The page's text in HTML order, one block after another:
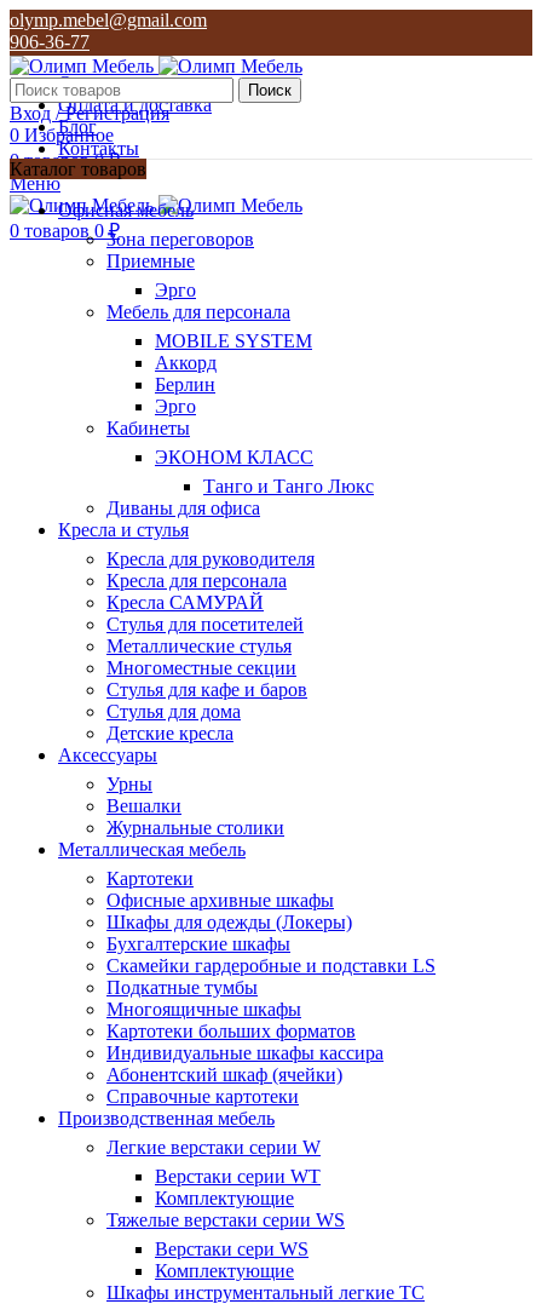
olymp.mebel@gmail.com
906-36-77
О нас
Оплата и доставка
Блог
Контакты
906-36-77
Поиск
Вход / Регистрация
0 Избранное
0товаров 0₽
Меню
0 товаров 0₽
Каталог товаров
Офисная мебель
Зона переговоров
Приемные
Эрго
Мебель для персонала
MOBILE SYSTEM
Аккорд
Берлин
Эрго
Кабинеты
ЭКОНОМ КЛАСС
Танго и Танго Люкс
Диваны для офиса
Кресла и стулья
Кресла для руководителя
Кресла для персонала
Кресла САМУРАЙ
Стулья для посетителей
Металлические стулья
Многоместные секции
Стулья для кафе и баров
Стулья для дома
Детские кресла
Аксессуары
Урны
Вешалки
Журнальные столики
Металлическая мебель
Картотеки
Офисные архивные шкафы
Шкафы для одежды (Локеры)
Бухгалтерские шкафы
Скамейки гардеробные и подставки LS
Подкатные тумбы
Многоящичные шкафы
Картотеки больших форматов
Индивидуальные шкафы кассира
Абонентский шкаф (ячейки)
Справочные картотеки
Производственная мебель
Легкие верстаки серии W
Верстаки серии WT
Комплектующие
Тяжелые верстаки серии WS
Верстаки сери WS
Комплектующие
Шкафы инструментальный легкие ТС